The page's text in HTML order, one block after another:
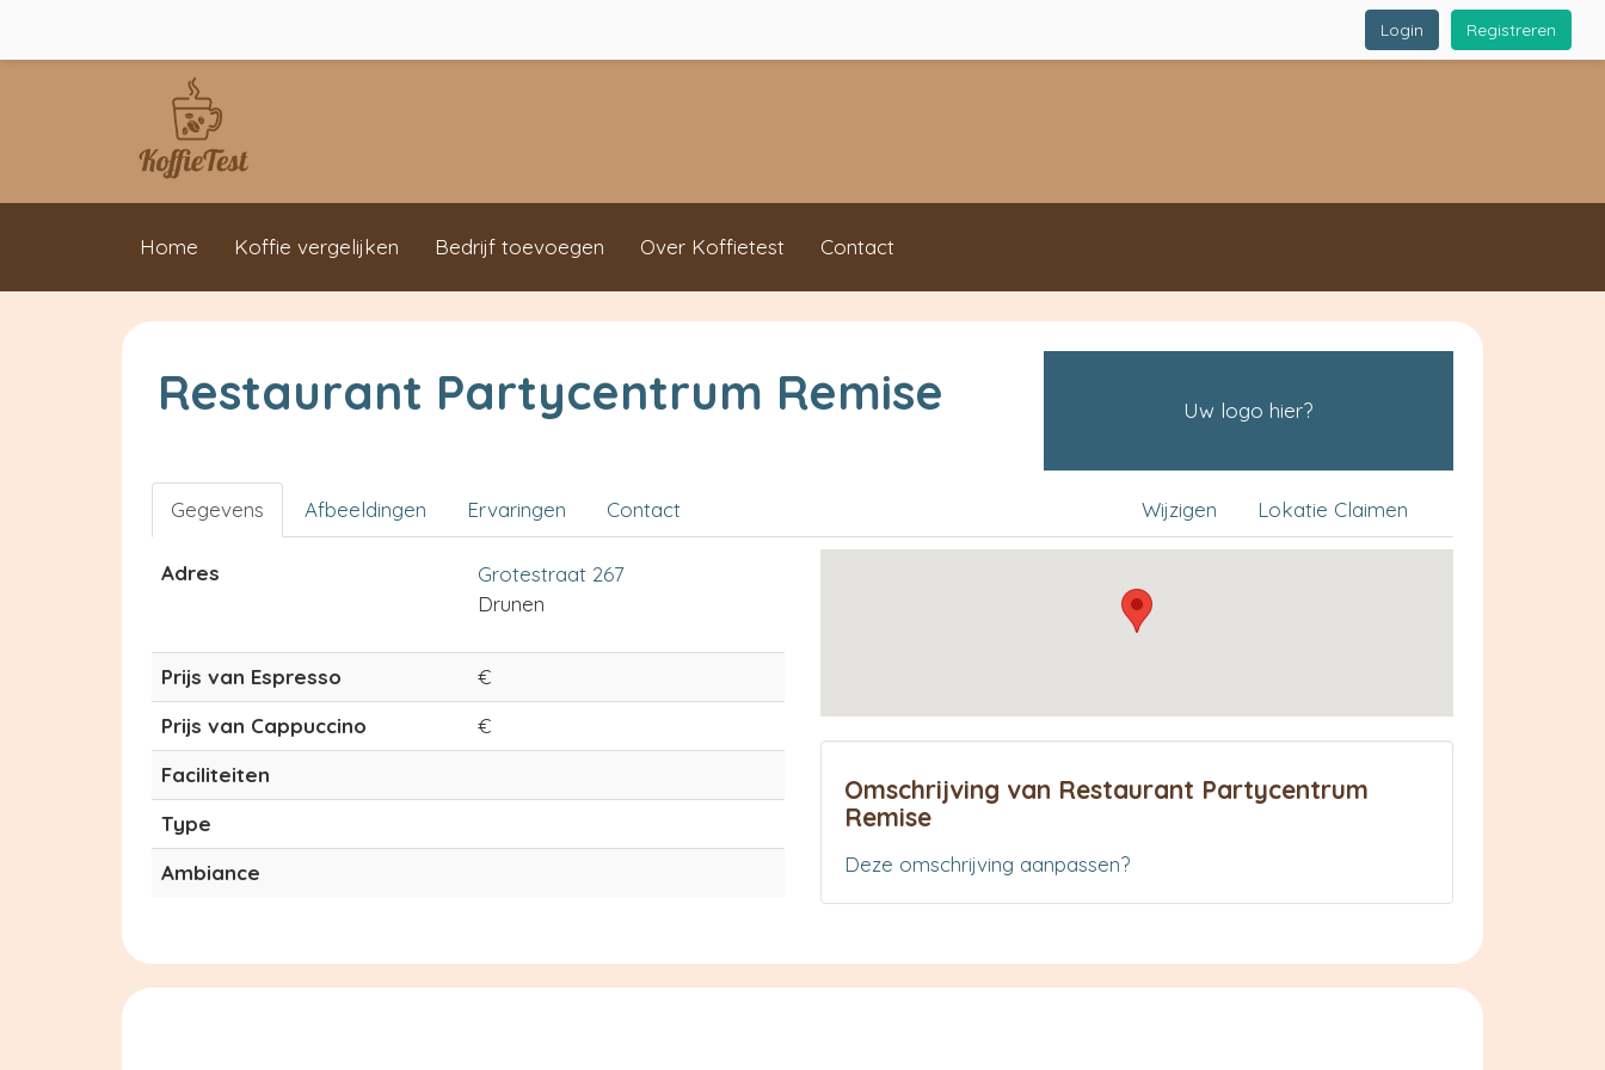
Registreren
Login
Home Koffie vergelijken Bedrijf toevoegen Over Koffietest Contact
Restaurant Partycentrum Remise Uw logo hier?
Gegevens Afbeeldingen Ervaringen Contact Lokatie Claimen
Wijzigen
Adres
Grotestraat 267
Drunen
Prijs van Espresso
€
Prijs van Cappuccino
€
Faciliteiten
Type
Ambiance
Omschrijving van Restaurant Partycentrum
Remise
Deze omschrijving aanpassen?